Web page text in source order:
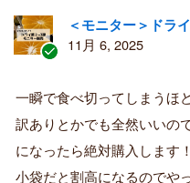
証
済
み
購
＜モニター＞ドラ
11月 6, 2025
一瞬で食べ切ってしまうほ
訳ありとかでも全然いいの
になったら絶対購入します！
小袋だと割高になるのでや